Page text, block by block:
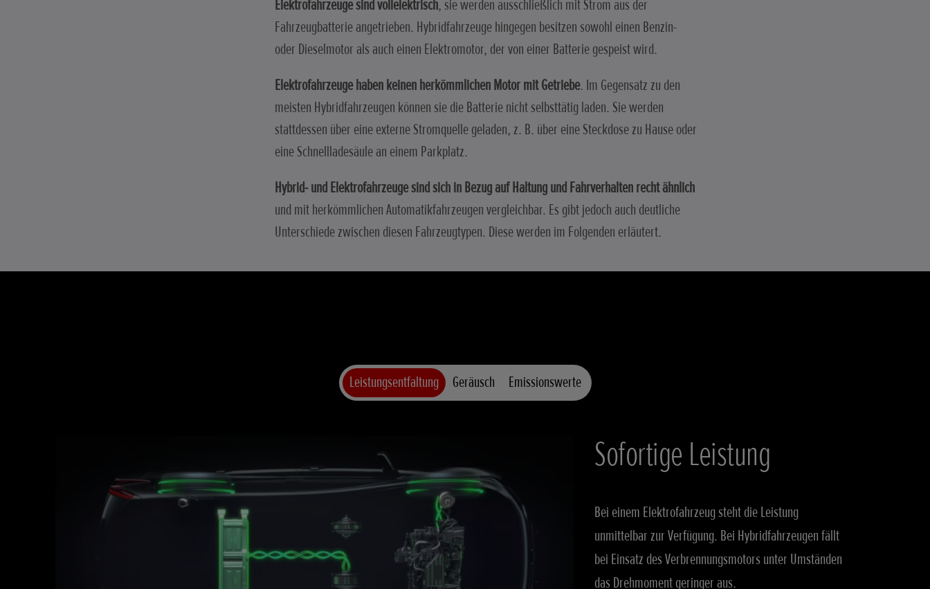
Elektrofahrzeuge sind vollelektrisch, sie werden ausschließlich mit Strom aus der
Fahrzeugbatterie angetrieben. Hybridfahrzeuge hingegen besitzen sowohl einen Benzin-
oder Dieselmotor als auch einen Elektromotor, der von einer Batterie gespeist wird.
Elektrofahrzeuge haben keinen herkömmlichen Motor mit Getriebe. Im Gegensatz zu den
meisten Hybridfahrzeugen können sie die Batterie nicht selbsttätig laden. Sie werden
stattdessen über eine externe Stromquelle geladen, z. B. über eine Steckdose zu Hause oder
eine Schnellladesäule an einem Parkplatz.
Hybrid- und Elektrofahrzeuge sind sich in Bezug auf Haltung und Fahrverhalten recht ähnlich
und mit herkömmlichen Automatikfahrzeugen vergleichbar. Es gibt jedoch auch deutliche
Unterschiede zwischen diesen Fahrzeugtypen. Diese werden im Folgenden erläutert.
Leistungsentfaltung Geräusch Emissionswerte
Sofortige Leistung
Bei einem Elektrofahrzeug steht die Leistung
unmittelbar zur Verfügung. Bei Hybridfahrzeugen fällt
bei Einsatz des Verbrennungsmotors unter Umständen
das Drehmoment geringer aus.